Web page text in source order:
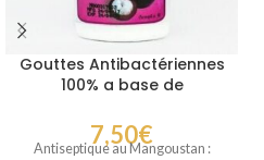
Gouttes Antibactériennes
100% a base de
7,50€
Antiseptique au Mangoustan :